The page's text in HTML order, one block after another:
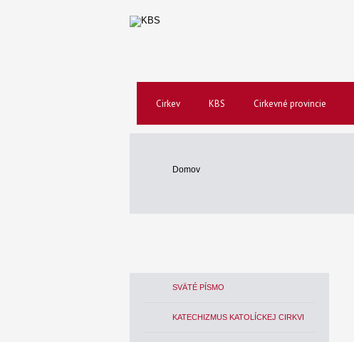
Cirkev KBS Cirkevné provincie
Domov
SVÄTÉ PÍSMO
KATECHIZMUS KATOLÍCKEJ CIRKVI